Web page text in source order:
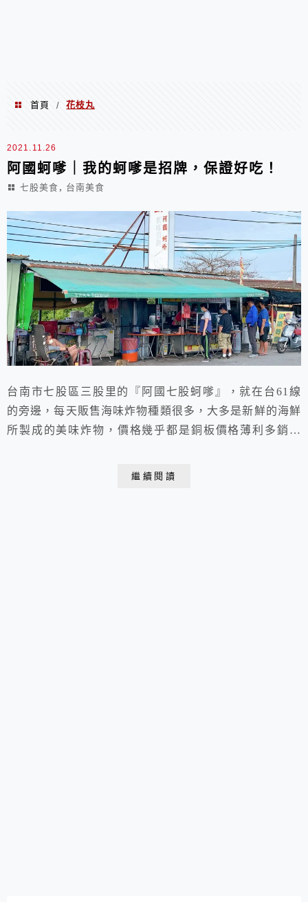
首頁 / 花枝丸
花枝丸
2021.11.26
阿國蚵嗲｜我的蚵嗲是招牌，保證好吃！
七股美食 , 台南美食
台南市七股區三股里的『阿國七股蚵嗲』，就在台61線
的旁邊，每天販售海味炸物種類很多，大多是新鮮的海鮮
所製成的美味炸物，價格幾乎都是銅板價格薄利多銷概
繼續閱讀